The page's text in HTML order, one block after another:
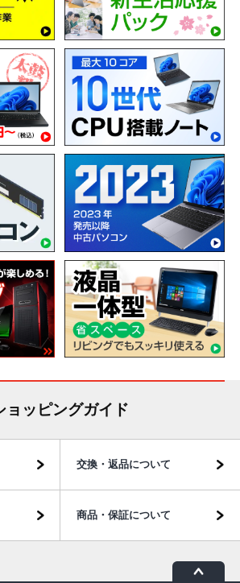
ョッピングガイド
交換・返品について
商品・保証について